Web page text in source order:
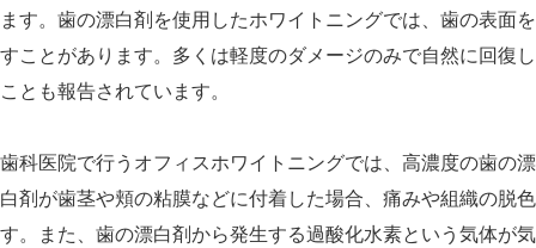
ます。歯の漂白剤を使用したホワイトニングでは、歯の表面
すことがあります。多くは軽度のダメージのみで自然に回復
ことも報告されています。
歯科医院で行うオフィスホワイトニングでは、高濃度の歯の
白剤が歯茎や頬の粘膜などに付着した場合、痛みや組織の脱
す。また、歯の漂白剤から発生する過酸化水素という気体が